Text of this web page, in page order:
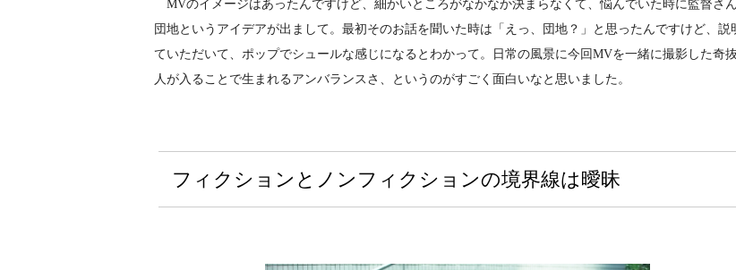
MVのイメージはあったんですけど、細かいところがなかなか決まらなくて、悩んでいた時に監督さ
団地というアイデアが出まして。最初そのお話を聞いた時は「えっ、団地？」と思ったんですけど、説
ていただいて、ポップでシュールな感じになるとわかって。日常の風景に今回MVを一緒に撮影した奇
人が入ることで生まれるアンバランスさ、というのがすごく面白いなと思いました。
フィクションとノンフィクションの境界線は曖昧